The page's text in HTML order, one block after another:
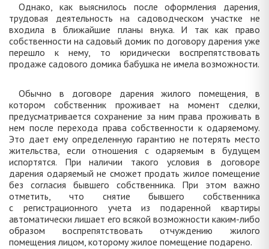
Однако, как выяснилось после оформления дарения,
трудовая деятельность на садоводческом участке не
входила в ближайшие планы внука. И так как право
собственности на садовый домик по договору дарения уже
перешло к нему, то юридически воспрепятствовать
продаже садового домика бабушка не имела возможности.
Обычно в договоре дарения жилого помещения, в
котором собственник проживает на момент сделки,
предусматривается сохранение за ним права проживать в
нем после перехода права собственности к одаряемому.
Это дает ему определенную гарантию не потерять место
жительства, если отношения с одаряемым в будущем
испортятся. При наличии такого условия в договоре
дарения одаряемый не сможет продать жилое помещение
без согласия бывшего собственника. При этом важно
отметить, что снятие бывшего собственника
с регистрационного учета из подаренной квартиры
автоматически лишает его всякой возможности каким-либо
образом воспрепятствовать отчуждению жилого
помещения лицом, которому жилое помещение подарено.